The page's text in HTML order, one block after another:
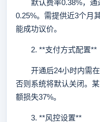
默认费率0.38%，通
0.25%。需提供近3个月
能成功议价。
2. **支付方式配置**
开通后24小时内需在
否则系统将默认关闭。
额损失37%。
3. **风控设置**